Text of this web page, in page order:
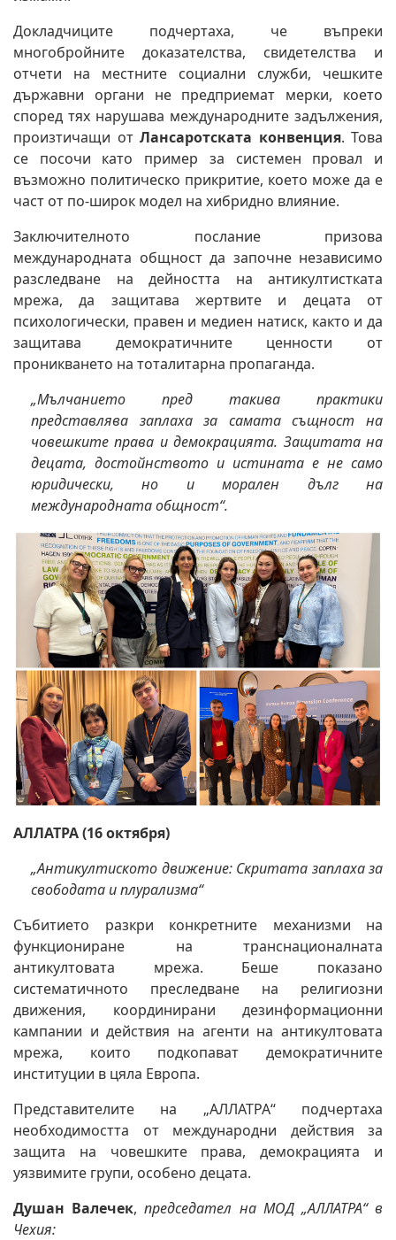
Докладчиците подчертаха, че въпреки
многобройните доказателства, свидетелства и
отчети на местните социални служби, чешките
държавни органи не предприемат мерки, което
според тях нарушава международните задължения,
произтичащи от Лансаротската конвенция. Това
се посочи като пример за системен провал и
възможно политическо прикритие, което може да е
част от по-широк модел на хибридно влияние.
Заключителното послание призова
международната общност да започне независимо
разследване на дейността на антикултистката
мрежа, да защитава жертвите и децата от
психологически, правен и медиен натиск, както и да
защитава демократичните ценности от
проникването на тоталитарна пропаганда.
„Мълчанието пред такива практики
представлява заплаха за самата същност на
човешките права и демокрацията. Защитата на
децата, достойнството и истината е не само
юридически, но и морален дълг на
международната общност“.
АЛЛАТРА (16 октября)
„Антикултиското движение: Скритата заплаха за
свободата и плурализма“
Събитието разкри конкретните механизми на
функциониране на транснационалната
антикултовата мрежа. Беше показано
систематичното преследване на религиозни
движения, координирани дезинформационни
кампании и действия на агенти на антикултовата
мрежа, които подкопават демократичните
институции в цяла Европа.
Представителите на „АЛЛАТРА“ подчертаха
необходимостта от международни действия за
защита на човешките права, демокрацията и
уязвимите групи, особено децата.
Душан Валечек,председател на МОД „АЛЛАТРА“ в
Чехия: